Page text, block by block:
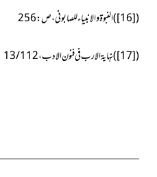
(
[16]
)النبوۃ والانبیاء للصابونی، ص:256
(
[17]
)نہایۃ الارب فی فنون الادب،13/112